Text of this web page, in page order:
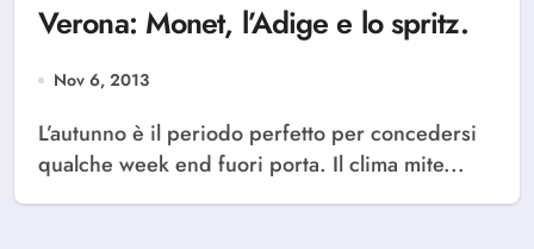
Verona: Monet, l’Adige e lo spritz.
Nov 6, 2013
L’autunno è il periodo perfetto per concedersi
qualche week end fuori porta. Il clima mite...